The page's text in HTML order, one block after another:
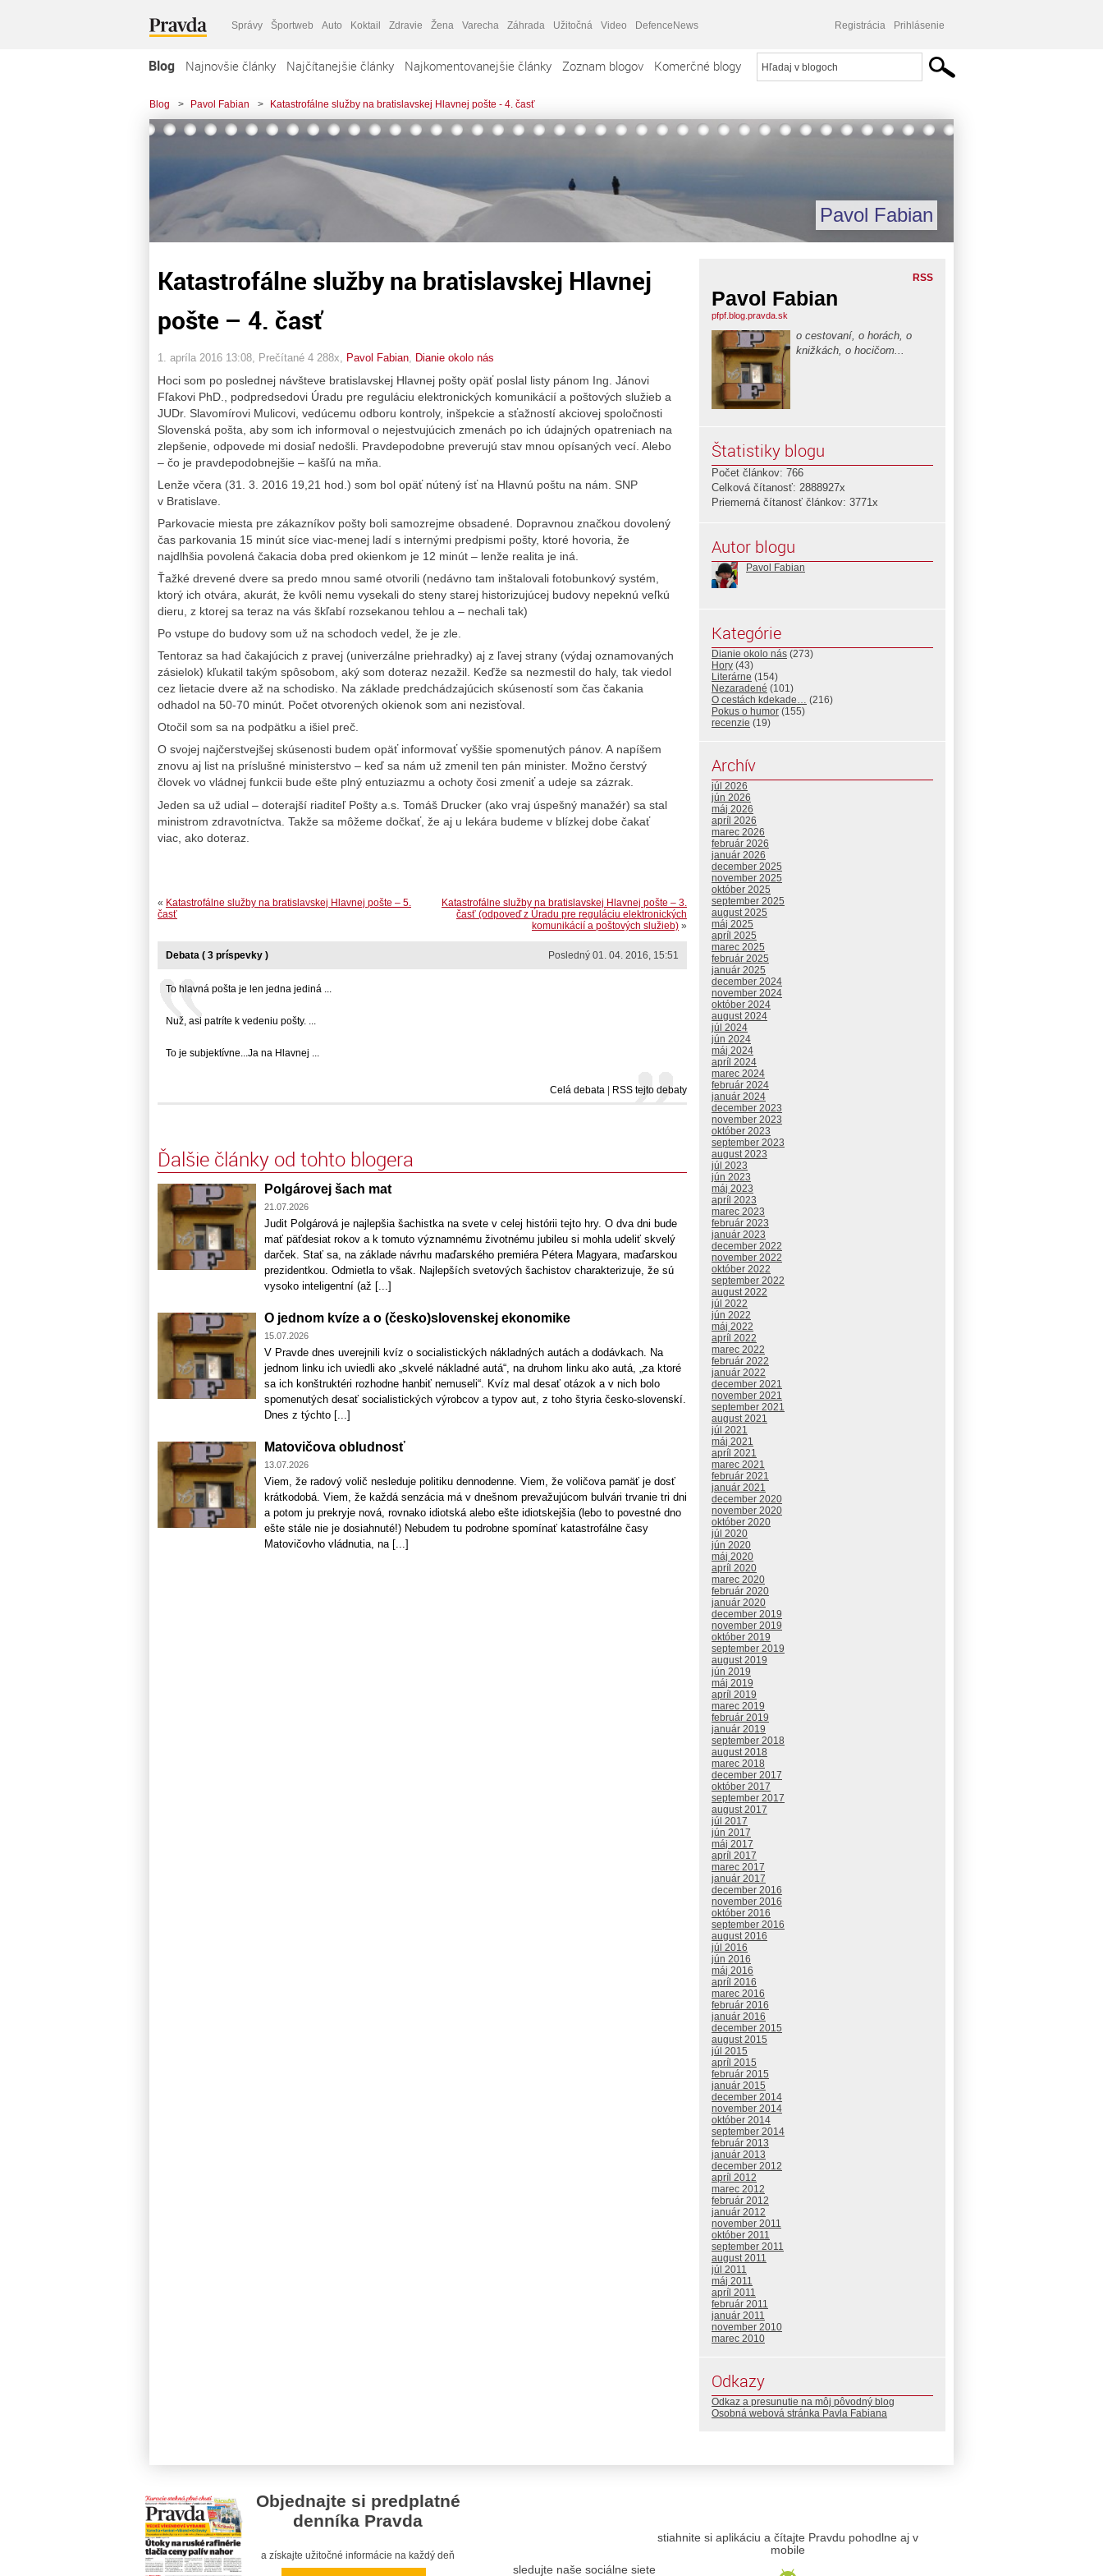
Správy Športweb Auto Koktail Zdravie Žena Varecha Záhrada Užitočná Video DefenceNews Registrácia Prihlásenie
Blog Najnovšie články Najčítanejšie články Najkomentovanejšie články Zoznam blogov Komerčné blogy
Blog > Pavol Fabian > Katastrofálne služby na bratislavskej Hlavnej pošte - 4. časť
Pavol Fabian
Katastrofálne služby na bratislavskej Hlavnej
pošte – 4. časť
1. apríla 2016 13:08 , Prečítané 4 288x, Pavol Fabian Dianie okolo nás
Hoci som po poslednej návšteve bratislavskej Hlavnej pošty opäť poslal listy pánom Ing. Jánovi
Fľakovi PhD., podpredsedovi Úradu pre reguláciu elektronických komunikácií a poštových služieb a
JUDr. Slavomírovi Mulicovi, vedúcemu odboru kontroly, inšpekcie a sťažností akciovej spoločnosti
Slovenská pošta, aby som ich informoval o nejestvujúcich zmenách po ich údajných opatreniach na
zlepšenie, odpovede mi dosiaľ nedošli. Pravdepodobne preverujú stav mnou opísaných vecí. Alebo
– čo je pravdepodobnejšie – kašľú na mňa.
Lenže včera (31. 3. 2016 19,21 hod.) som bol opäť nútený ísť na Hlavnú poštu na nám. SNP
v Bratislave.
Parkovacie miesta pre zákazníkov pošty boli samozrejme obsadené. Dopravnou značkou dovolený
čas parkovania 15 minút síce viac-menej ladí s internými predpismi pošty, ktoré hovoria, že
najdlhšia povolená čakacia doba pred okienkom je 12 minút – lenže realita je iná.
Ťažké drevené dvere sa predo mnou samé otvorili (nedávno tam inštalovali fotobunkový systém,
ktorý ich otvára, akurát, že kvôli nemu vysekali do steny starej historizujúcej budovy nepeknú veľkú
dieru, z ktorej sa teraz na vás škľabí rozsekanou tehlou a – nechali tak)
Po vstupe do budovy som už na schodoch vedel, že je zle.
Tentoraz sa had čakajúcich z pravej (univerzálne priehradky) aj z ľavej strany (výdaj oznamovaných
zásielok) kľukatil takým spôsobom, aký som doteraz nezažil. Keďže sa nezmestil do haly, tak viedol
cez lietacie dvere až na schodisko. Na základe predchádzajúcich skúseností som čas čakania
odhadol na 50-70 minút. Počet otvorených okienok som ani nezisťoval.
Otočil som sa na podpätku a išiel preč.
O svojej najčerstvejšej skúsenosti budem opäť informovať vyššie spomenutých pánov. A napíšem
znovu aj list na príslušné ministerstvo – keď sa nám už zmenil ten pán minister. Možno čerstvý
človek vo vládnej funkcii bude ešte plný entuziazmu a ochoty čosi zmeniť a udeje sa zázrak.
Jeden sa už udial – doterajší riaditeľ Pošty a.s. Tomáš Drucker (ako vraj úspešný manažér) sa stal
ministrom zdravotníctva. Takže sa môžeme dočkať, že aj u lekára budeme v blízkej dobe čakať
viac, ako doteraz.
Katastrofálne služby na bratislavskej Hlavnej pošte – 3.
časť (odpoveď z Úradu pre reguláciu elektronických
komunikácií a poštových služieb) »
« Katastrofálne služby na bratislavskej Hlavnej pošte – 5.
časť
Posledný 01. 04. 2016, 15:51
Debata ( 3 príspevky )
To hlavná pošta je len jedna jediná ...
Nuž, asi patríte k vedeniu pošty. ...
To je subjektívne...Ja na Hlavnej ...
Celá debata | RSS tejto debaty
Ďalšie články od tohto blogera
Polgárovej šach mat
21.07.2026
Judit Polgárová je najlepšia šachistka na svete v celej histórii tejto hry. O dva dni bude
mať päťdesiat rokov a k tomuto významnému životnému jubileu si mohla udeliť skvelý
darček. Stať sa, na základe návrhu maďarského premiéra Pétera Magyara, maďarskou
prezidentkou. Odmietla to však. Najlepších svetových šachistov charakterizuje, že sú
vysoko inteligentní (až [...]
O jednom kvíze a o (česko)slovenskej ekonomike
15.07.2026
V Pravde dnes uverejnili kvíz o socialistických nákladných autách a dodávkach. Na
jednom linku ich uviedli ako „skvelé nákladné autá“, na druhom linku ako autá, „za ktoré
sa ich konštruktéri rozhodne hanbiť nemuseli“. Kvíz mal desať otázok a v nich bolo
spomenutých desať socialistických výrobcov a typov aut, z toho štyria česko-slovenskí.
Dnes z týchto [...]
Matovičova obludnosť
13.07.2026
Viem, že radový volič nesleduje politiku dennodenne. Viem, že voličova pamäť je dosť
krátkodobá. Viem, že každá senzácia má v dnešnom prevažujúcom bulvári trvanie tri dni
a potom ju prekryje nová, rovnako idiotská alebo ešte idiotskejšia (lebo to povestné dno
ešte stále nie je dosiahnuté!) Nebudem tu podrobne spomínať katastrofálne časy
Matovičovho vládnutia, na [...]
RSS
Pavol Fabian
pfpf.blog.pravda.sk
o cestovaní, o horách, o
knižkách, o hocičom...
Štatistiky blogu
Počet článkov: 766
Celková čítanosť: 2888927x
Priemerná čítanosť článkov: 3771x
Autor blogu
Pavol Fabian
Kategórie
Dianie okolo nás (273)
Hory (43)
Literárne (154)
Nezaradené (101)
O cestách kdekade… (216)
Pokus o humor (155)
recenzie (19)
Archív
júl 2026
jún 2026
máj 2026
apríl 2026
marec 2026
február 2026
január 2026
december 2025
november 2025
október 2025
september 2025
august 2025
máj 2025
apríl 2025
marec 2025
február 2025
január 2025
december 2024
november 2024
október 2024
august 2024
júl 2024
jún 2024
máj 2024
apríl 2024
marec 2024
február 2024
január 2024
december 2023
november 2023
október 2023
september 2023
august 2023
júl 2023
jún 2023
máj 2023
apríl 2023
marec 2023
február 2023
január 2023
december 2022
november 2022
október 2022
september 2022
august 2022
júl 2022
jún 2022
máj 2022
apríl 2022
marec 2022
február 2022
január 2022
december 2021
november 2021
september 2021
august 2021
júl 2021
máj 2021
apríl 2021
marec 2021
február 2021
január 2021
december 2020
november 2020
október 2020
júl 2020
jún 2020
máj 2020
apríl 2020
marec 2020
február 2020
január 2020
december 2019
november 2019
október 2019
september 2019
august 2019
jún 2019
máj 2019
apríl 2019
marec 2019
február 2019
január 2019
september 2018
august 2018
marec 2018
december 2017
október 2017
september 2017
august 2017
júl 2017
jún 2017
máj 2017
apríl 2017
marec 2017
január 2017
december 2016
november 2016
október 2016
september 2016
august 2016
júl 2016
jún 2016
máj 2016
apríl 2016
marec 2016
február 2016
január 2016
december 2015
august 2015
júl 2015
apríl 2015
február 2015
január 2015
december 2014
november 2014
október 2014
september 2014
február 2013
január 2013
december 2012
apríl 2012
marec 2012
február 2012
január 2012
november 2011
október 2011
september 2011
august 2011
júl 2011
máj 2011
apríl 2011
február 2011
január 2011
november 2010
marec 2010
Odkazy
Odkaz a presunutie na môj pôvodný blog
Osobná webová stránka Pavla Fabiana
Objednajte si predplatné
denníka Pravda
a získajte užitočné informácie na každý deň
sledujte naše sociálne siete
stiahnite si aplikáciu a čítajte Pravdu pohodlne aj v
mobile